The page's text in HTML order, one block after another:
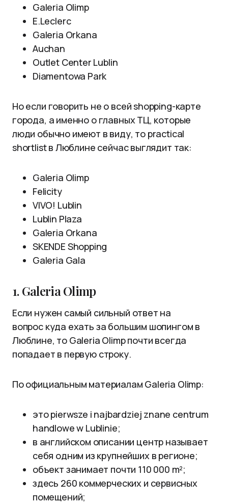
Galeria Olimp
E.Leclerc
Galeria Orkana
Auchan
Outlet Center Lublin
Diamentowa Park
Но если говорить не о всей shopping-карте
города, а именно о главных ТЦ, которые
люди обычно имеют в виду, то practical
shortlist в Люблине сейчас выглядит так:
Galeria Olimp
Felicity
VIVO! Lublin
Lublin Plaza
Galeria Orkana
SKENDE Shopping
Galeria Gala
1. Galeria Olimp
Если нужен самый сильный ответ на
вопрос куда ехать за большим шопингом в
Люблине, то Galeria Olimp почти всегда
попадает в первую строку.
По официальным материалам Galeria Olimp:
это pierwsze i najbardziej znane centrum
handlowe w Lublinie;
в английском описании центр называет
себя одним из крупнейших в регионе;
объект занимает почти 110 000 m²;
здесь 260 коммерческих и сервисных
помещений;